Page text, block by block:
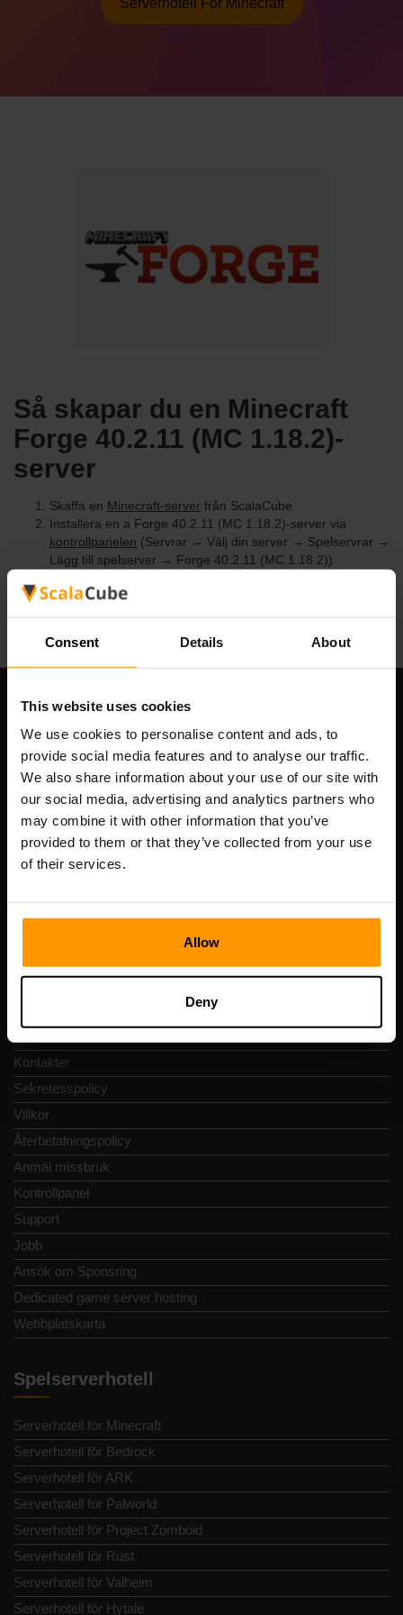
Consent Details About
This website uses cookies
We use cookies to personalise content and ads, to
provide social media features and to analyse our traffic.
We also share information about your use of our site with
our social media, advertising and analytics partners who
may combine it with other information that you’ve
provided to them or that they’ve collected from your use
of their services.
Allow
Deny
Serverhotell För Minecraft
Så skapar du en Minecraft
Forge 40.2.11 (MC 1.18.2)-
server
Skaffa en Minecraft-server från ScalaCube
Installera en a Forge 40.2.11 (MC 1.18.2)-server via
kontrollpanelen (Servrar → Välj din server → Spelservrar →
Lägg till spelserver → Forge 40.2.11 (MC 1.18.2))
Vårt företag
Scalable Hosting Solutions OÜ
Registreringskod: 14652605
Momsregistreringsnummer: EE102133820
Adress: Harju maakond, Tallinn, Kesklinna linnaosa,
Kontakter
Sekretesspolicy
Villkor
Återbetalningspolicy
Anmäl missbruk
Kontrollpanel
Support
Jobb
Ansök om Sponsring
Dedicated game server hosting
Webbplatskarta
Spelserverhotell
Serverhotell för Minecraft
Serverhotell för Bedrock
Serverhotell för ARK
Serverhotell för Palworld
Serverhotell för Project Zomboid
Serverhotell för Rust
Serverhotell för Valheim
Serverhotell för Hytale